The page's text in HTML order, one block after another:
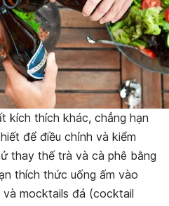
kích thích khác, chẳng hạn
để điều chỉnh và kiểm
thay thế trà và cà phê bằng
thích thức uống ấm vào
mocktails đá (cocktail